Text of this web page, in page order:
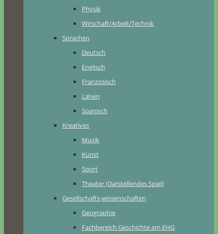
Physik
Wirschaft/Arbeit/Technik
Sprachen
Deutsch
Englisch
Französisch
Latein
Spanisch
Kreatives
Musik
Kunst
Sport
Theater (Darstellendes Spiel)
Gesellschafts-wissenschaften
Geographie
Fachbereich Geschichte am EHG